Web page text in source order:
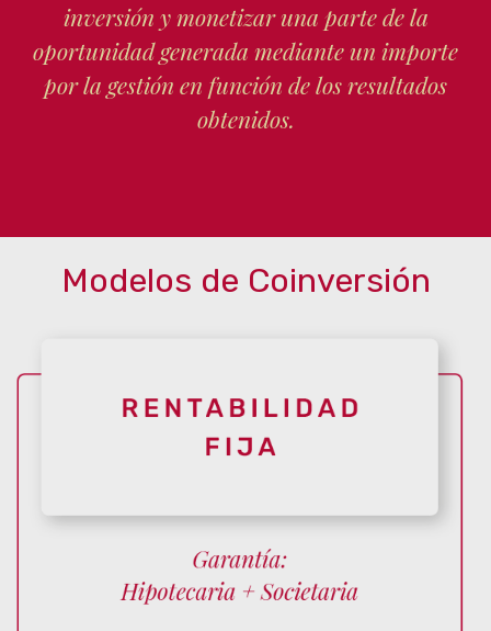
inversión y monetizar una parte de la
oportunidad generada mediante un importe
por la gestión en función de los resultados
obtenidos.
Modelos de Coinversión